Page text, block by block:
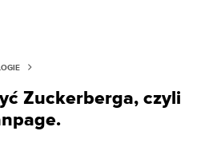
Zuckerberga, czyli